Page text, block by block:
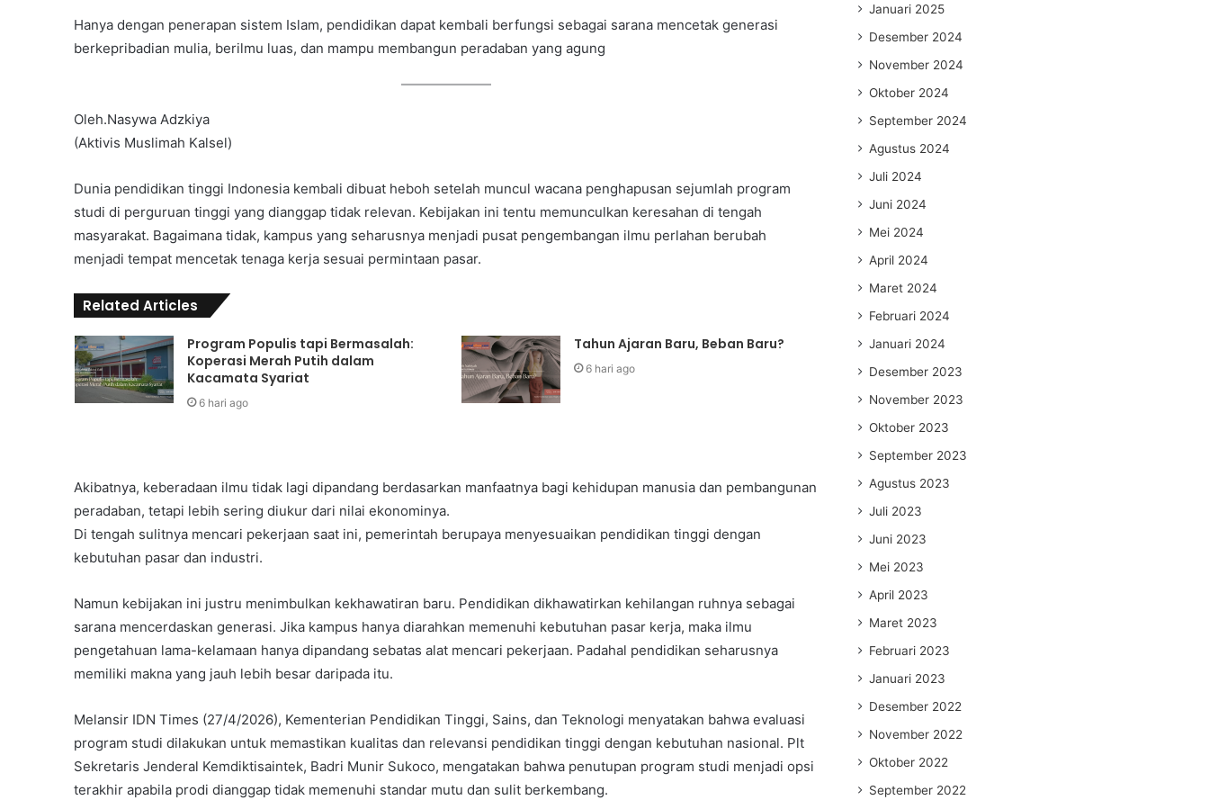
Hanya dengan penerapan sistem Islam, pendidikan dapat kembali berfungsi sebagai sarana mencetak generasi
berkepribadian mulia, berilmu luas, dan mampu membangun peradaban yang agung
Oleh.Nasywa Adzkiya
(Aktivis Muslimah Kalsel)
Dunia pendidikan tinggi Indonesia kembali dibuat heboh setelah muncul wacana penghapusan sejumlah program
studi di perguruan tinggi yang dianggap tidak relevan. Kebijakan ini tentu memunculkan keresahan di tengah
masyarakat. Bagaimana tidak, kampus yang seharusnya menjadi pusat pengembangan ilmu perlahan berubah
menjadi tempat mencetak tenaga kerja sesuai permintaan pasar.
Related Articles
Program Populis tapi Bermasalah:
Koperasi Merah Putih dalam
Kacamata Syariat
6 hari ago
Tahun Ajaran Baru, Beban Baru?
6 hari ago
Akibatnya, keberadaan ilmu tidak lagi dipandang berdasarkan manfaatnya bagi kehidupan manusia dan pembangunan
peradaban, tetapi lebih sering diukur dari nilai ekonominya.
Di tengah sulitnya mencari pekerjaan saat ini, pemerintah berupaya menyesuaikan pendidikan tinggi dengan
kebutuhan pasar dan industri.
Namun kebijakan ini justru menimbulkan kekhawatiran baru. Pendidikan dikhawatirkan kehilangan ruhnya sebagai
sarana mencerdaskan generasi. Jika kampus hanya diarahkan memenuhi kebutuhan pasar kerja, maka ilmu
pengetahuan lama-kelamaan hanya dipandang sebatas alat mencari pekerjaan. Padahal pendidikan seharusnya
memiliki makna yang jauh lebih besar daripada itu.
Melansir IDN Times (27/4/2026), Kementerian Pendidikan Tinggi, Sains, dan Teknologi menyatakan bahwa evaluasi
program studi dilakukan untuk memastikan kualitas dan relevansi pendidikan tinggi dengan kebutuhan nasional. Plt
Sekretaris Jenderal Kemdiktisaintek, Badri Munir Sukoco, mengatakan bahwa penutupan program studi menjadi opsi
terakhir apabila prodi dianggap tidak memenuhi standar mutu dan sulit berkembang.
Januari 2025
Desember 2024
November 2024
Oktober 2024
September 2024
Agustus 2024
Juli 2024
Juni 2024
Mei 2024
April 2024
Maret 2024
Februari 2024
Januari 2024
Desember 2023
November 2023
Oktober 2023
September 2023
Agustus 2023
Juli 2023
Juni 2023
Mei 2023
April 2023
Maret 2023
Februari 2023
Januari 2023
Desember 2022
November 2022
Oktober 2022
September 2022